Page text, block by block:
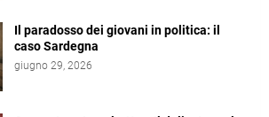
Il paradosso dei giovani in politica: il
caso Sardegna
giugno 29, 2026